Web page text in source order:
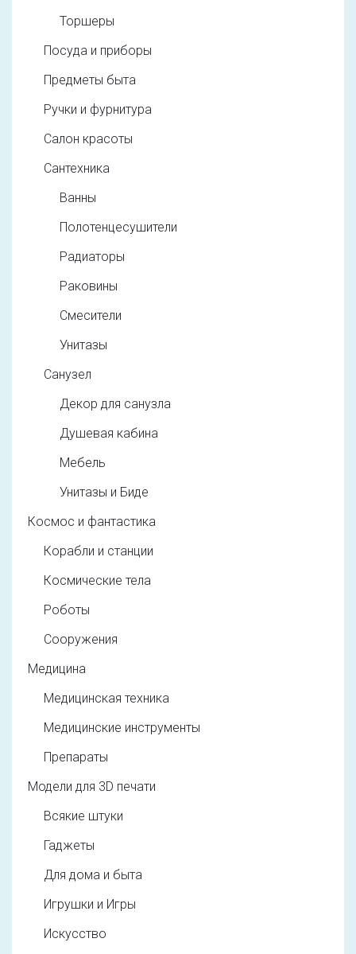
Торшеры
Посуда и приборы
Предметы быта
Ручки и фурнитура
Салон красоты
Сантехника
Ванны
Полотенцесушители
Радиаторы
Раковины
Смесители
Унитазы
Санузел
Декор для санузла
Душевая кабина
Мебель
Унитазы и Биде
Космос и фантастика
Корабли и станции
Космические тела
Роботы
Сооружения
Медицина
Медицинская техника
Медицинские инструменты
Препараты
Модели для 3D печати
Всякие штуки
Гаджеты
Для дома и быта
Игрушки и Игры
Искусство